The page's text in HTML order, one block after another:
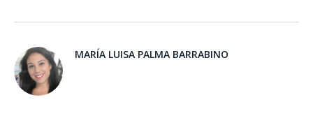
MARÍA LUISA PALMA BARRABINO